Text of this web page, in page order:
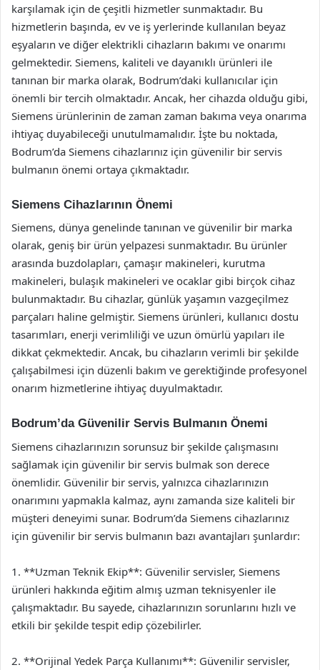
karşılamak için de çeşitli hizmetler sunmaktadır. Bu
hizmetlerin başında, ev ve iş yerlerinde kullanılan beyaz
eşyaların ve diğer elektrikli cihazların bakımı ve onarımı
gelmektedir. Siemens, kaliteli ve dayanıklı ürünleri ile
tanınan bir marka olarak, Bodrum’daki kullanıcılar için
önemli bir tercih olmaktadır. Ancak, her cihazda olduğu gibi,
Siemens ürünlerinin de zaman zaman bakıma veya onarıma
ihtiyaç duyabileceği unutulmamalıdır. İşte bu noktada,
Bodrum’da Siemens cihazlarınız için güvenilir bir servis
bulmanın önemi ortaya çıkmaktadır.
Siemens Cihazlarının Önemi
Siemens, dünya genelinde tanınan ve güvenilir bir marka
olarak, geniş bir ürün yelpazesi sunmaktadır. Bu ürünler
arasında buzdolapları, çamaşır makineleri, kurutma
makineleri, bulaşık makineleri ve ocaklar gibi birçok cihaz
bulunmaktadır. Bu cihazlar, günlük yaşamın vazgeçilmez
parçaları haline gelmiştir. Siemens ürünleri, kullanıcı dostu
tasarımları, enerji verimliliği ve uzun ömürlü yapıları ile
dikkat çekmektedir. Ancak, bu cihazların verimli bir şekilde
çalışabilmesi için düzenli bakım ve gerektiğinde profesyonel
onarım hizmetlerine ihtiyaç duyulmaktadır.
Bodrum’da Güvenilir Servis Bulmanın Önemi
Siemens cihazlarınızın sorunsuz bir şekilde çalışmasını
sağlamak için güvenilir bir servis bulmak son derece
önemlidir. Güvenilir bir servis, yalnızca cihazlarınızın
onarımını yapmakla kalmaz, aynı zamanda size kaliteli bir
müşteri deneyimi sunar. Bodrum’da Siemens cihazlarınız
için güvenilir bir servis bulmanın bazı avantajları şunlardır:
1. **Uzman Teknik Ekip**: Güvenilir servisler, Siemens
ürünleri hakkında eğitim almış uzman teknisyenler ile
çalışmaktadır. Bu sayede, cihazlarınızın sorunlarını hızlı ve
etkili bir şekilde tespit edip çözebilirler.
2. **Orijinal Yedek Parça Kullanımı**: Güvenilir servisler,